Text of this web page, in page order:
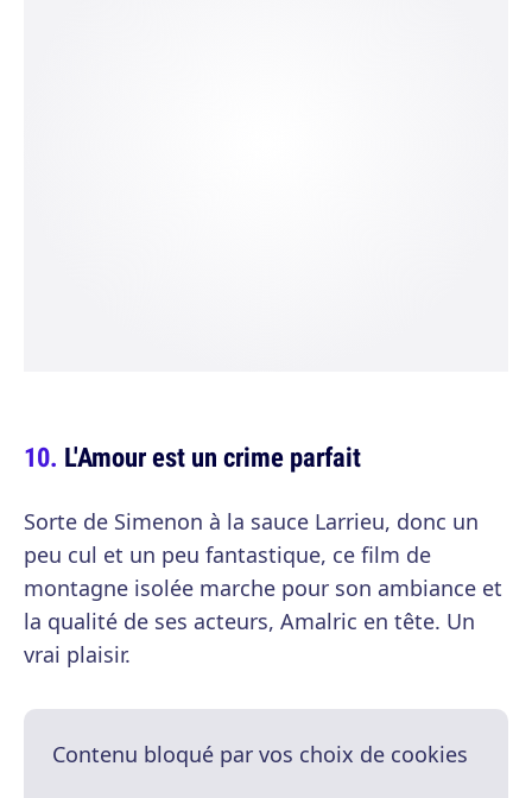
L'Amour est un crime parfait
Sorte de Simenon à la sauce Larrieu, donc un
peu cul et un peu fantastique, ce film de
montagne isolée marche pour son ambiance et
la qualité de ses acteurs, Amalric en tête. Un
vrai plaisir.
Contenu bloqué par vos choix de cookies